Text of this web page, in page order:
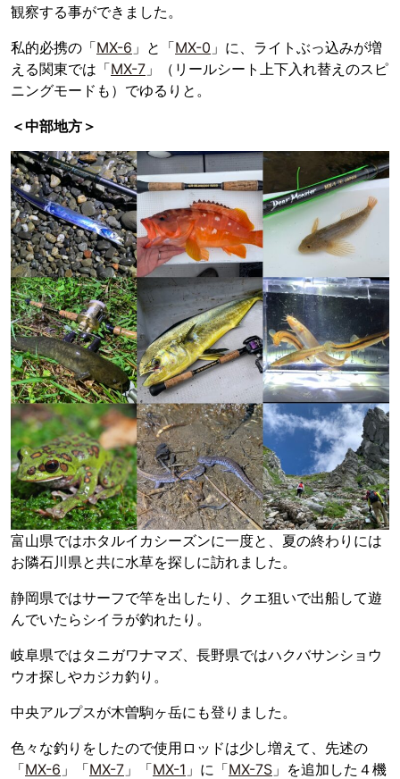
観察する事ができました。
私的必携の「MX-6 」と「MX-0 」に、ライトぶっ込みが増
える関東では「MX-7 」（リールシート上下入れ替えのスピ
ニングモードも）でゆるりと。
＜中部地方＞
富山県ではホタルイカシーズンに一度と、夏の終わりには
お隣石川県と共に水草を探しに訪れました。
静岡県ではサーフで竿を出したり、クエ狙いで出船して遊
んでいたらシイラが釣れたり。
岐阜県ではタニガワナマズ、長野県ではハクバサンショウ
ウオ探しやカジカ釣り。
中央アルプスが木曽駒ヶ岳にも登りました。
色々な釣りをしたので使用ロッドは少し増えて、先述の
「MX-6 」「MX-7 」「MX-1 」に「MX-7S 」を追加した４機